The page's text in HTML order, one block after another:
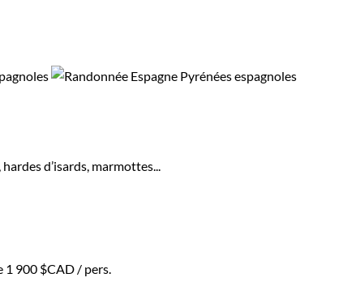
d’isards, marmottes...
1 900 $CAD / pers.